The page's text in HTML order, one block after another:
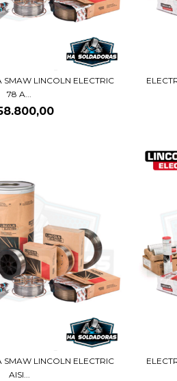
LINCOLN ELECTRIC
78 A...
LINCOLN ELECTRIC
AISI...